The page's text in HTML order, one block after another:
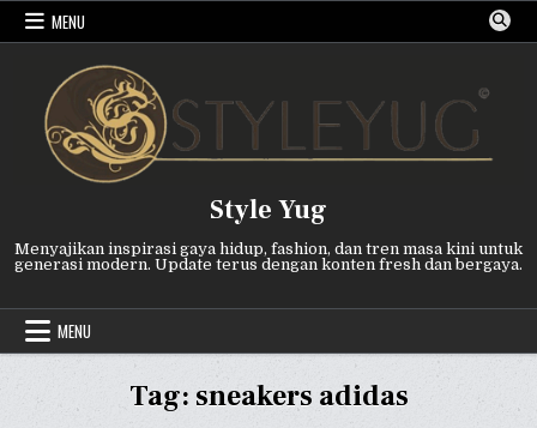
Skip
MENU
Style Yug
Menyajikan inspirasi gaya hidup, fashion, dan tren masa kini untuk
generasi modern. Update terus dengan konten fresh dan bergaya.
MENU
Tag: sneakers adidas